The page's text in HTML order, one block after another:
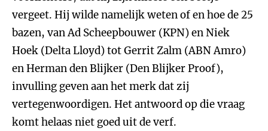
vergeet. Hij wilde namelijk weten of en hoe de 25
bazen, van Ad Scheepbouwer (KPN) en Niek
Hoek (Delta Lloyd) tot Gerrit Zalm (ABN Amro)
en Herman den Blijker (Den Blijker Proof),
invulling geven aan het merk dat zij
vertegenwoordigen. Het antwoord op die vraag
komt helaas niet goed uit de verf.